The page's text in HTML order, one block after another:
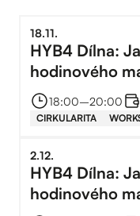
18.11.
HYB4 Dílna:
hodinového
kotvení
18:00–⁠20:00
CIRKULARITA
2.12.
HYB4 Dílna:
hodinového